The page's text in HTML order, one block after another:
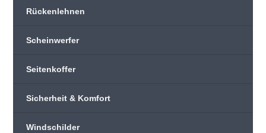
Rückenlehnen
Scheinwerfer
Seitenkoffer
Sicherheit & Komfort
Windschilder